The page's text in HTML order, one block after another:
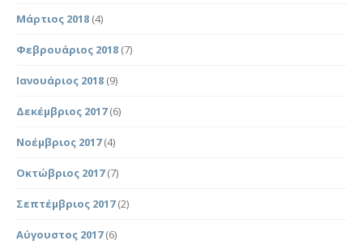
Μάρτιος 2018 (4)
Φεβρουάριος 2018 (7)
Ιανουάριος 2018 (9)
Δεκέμβριος 2017(6)
Νοέμβριος 2017(4)
Οκτώβριος 2017(7)
Σεπτέμβριος 2017(2)
Αύγουστος 2017(6)